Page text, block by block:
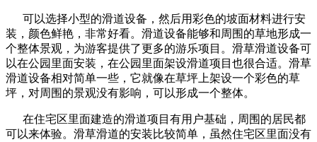
可以选择小型的滑道设备，然后用彩色的坡面材料进行安
装，颜色鲜艳，非常好看。滑道设备能够和周围的草地形成一
个整体景观，为游客提供了更多的游乐项目。滑草滑道设备可
以在公园里面安装，在公园里面架设滑道项目也很合适。滑草
滑道设备相对简单一些，它就像在草坪上架设一个彩色的草
坪，对周围的景观没有影响，可以形成一个整体。
在住宅区里面建造的滑道项目有用户基础，周围的居民都
可以来体验。滑草滑道的安装比较简单，虽然住宅区里面没有